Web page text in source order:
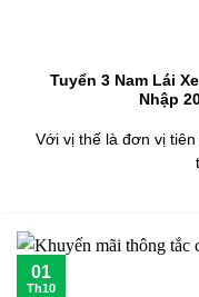
Tuyển 3 Nam Lái
Nhập
Với vị thế là đơn vị
01
Th10